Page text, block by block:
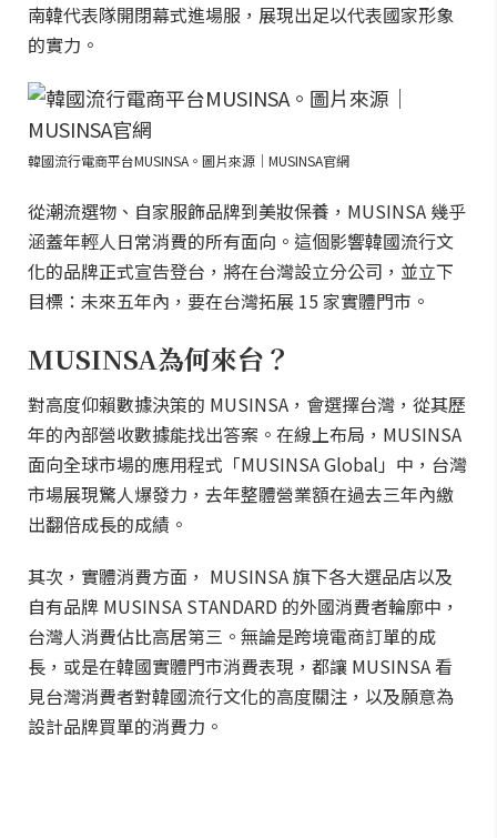
南韓代表隊開閉幕式進場服，展現出足以代表國家形象
的實力。
韓國流行電商平台MUSINSA。圖片來源｜MUSINSA官網
從潮流選物、自家服飾品牌到美妝保養，MUSINSA 幾乎
涵蓋年輕人日常消費的所有面向。這個影響韓國流行文
化的品牌正式宣告登台，將在台灣設立分公司，並立下
目標：未來五年內，要在台灣拓展 15 家實體門市。
MUSINSA為何來台？
對高度仰賴數據決策的 MUSINSA，會選擇台灣，從其歷
年的內部營收數據能找出答案。在線上布局，MUSINSA
面向全球市場的應用程式「MUSINSA Global」中，台灣
市場展現驚人爆發力，去年整體營業額在過去三年內繳
出翻倍成長的成績。
其次，實體消費方面， MUSINSA 旗下各大選品店以及
自有品牌 MUSINSA STANDARD 的外國消費者輪廓中，
台灣人消費佔比高居第三。無論是跨境電商訂單的成
長，或是在韓國實體門市消費表現，都讓 MUSINSA 看
見台灣消費者對韓國流行文化的高度關注，以及願意為
設計品牌買單的消費力。